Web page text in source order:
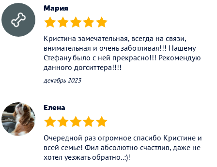
Мария
(*) (*) (*) (*) (*)
Кристина замечательная, всегда на связи,
внимательная и очень заботливая!!! Нашему
Стефану было с ней прекрасно!!! Рекомендую
данного догситтера!!!!
декабрь 2023
Елена
(*) (*) (*) (*) (*)
Очередной раз огромное спасибо Кристине и
всей семье! Фил абсолютно счастлив, даже не
хотел уезжать обратно..:)!